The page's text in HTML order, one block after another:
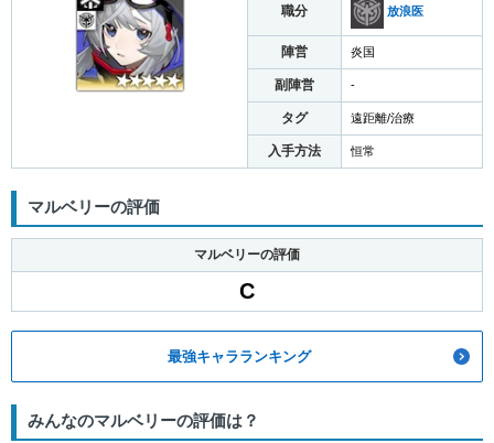
職分 放浪医
陣営 炎国
副陣営 -
タグ 遠距離/治療
入手方法 恒常
マルベリーの評価
マルベリーの評価
C
最強キャラランキング
みんなのマルベリーの評価は？